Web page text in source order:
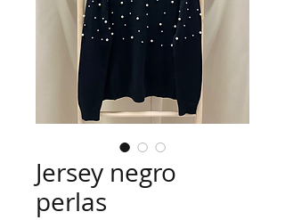
Jersey negro
perlas